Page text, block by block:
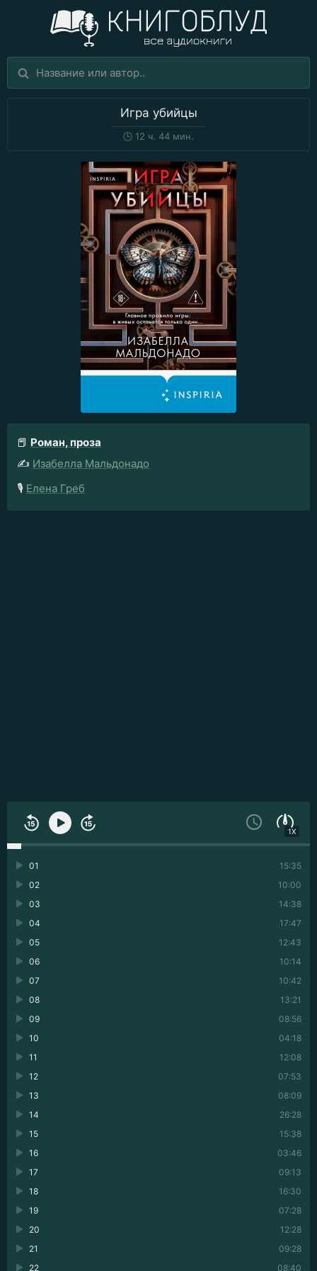
Игра убийцы
🕒 12 ч. 44 мин.
📕 Роман, проза
✍️ Изабелла Мальдонадо
🎙️ Елена Греб
1X
15:35
01
10:00
02
14:38
03
17:47
04
12:43
05
10:14
06
10:42
07
13:21
08
08:56
09
04:18
10
12:08
11
07:53
12
08:09
13
26:28
14
15:38
15
03:46
16
09:13
17
16:30
18
07:28
19
12:28
20
09:28
21
08:40
22